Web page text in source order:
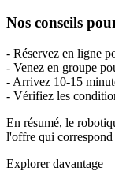
Nos conseils
- Réservez en ligne
- Venez en groupe
- Arrivez 10-15
- Vérifiez les
En résumé, le
l'offre qui correspond
Explorer davantage